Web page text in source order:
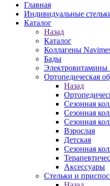
Главная
Индивидуальные
Каталог
Назад
Каталог
Коллагены
Бады
Электровитамины
Ортопедическая
Назад
Сезонная
Сезонная
Сезонная
Взрослая
Детская
Сезонная
Аксессуары
Стельки и